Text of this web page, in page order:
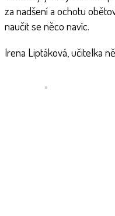
za nadšení a ochotu
naučit se něco navíc.
Irena Liptáková, učitelka